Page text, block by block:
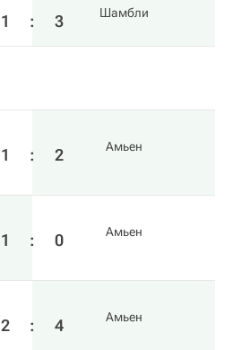
1 : 3 Шамбли
1 : 2 Амьен
1 : 0 Амьен
2 : 4 Амьен